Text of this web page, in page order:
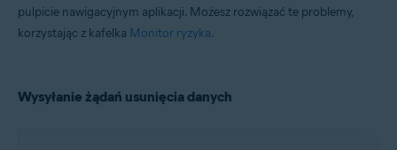
pulpicie nawigacyjnym aplikacji. Możesz rozwiązać te problemy,
korzystając z kafelka Monitor ryzyka.
Wysyłanie żądań usunięcia danych